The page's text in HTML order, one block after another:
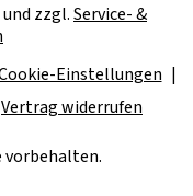
zzgl.Service- &
Einstellungen
Vertrag widerrufen
vorbehalten.